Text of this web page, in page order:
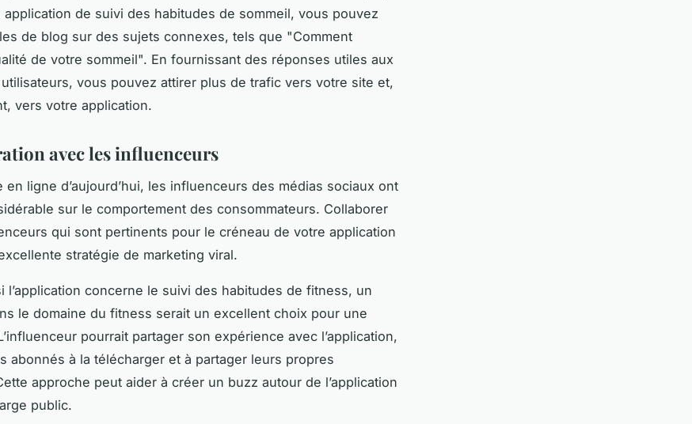
de suivi des habitudes de sommeil, vous pouvez
de blog sur des sujets connexes, tels que "Comment
de votre sommeil". En fournissant des réponses utiles aux
vous pouvez attirer plus de trafic vers votre site et,
vers votre application.
avec les influenceurs
en ligne d’aujourd’hui, les influenceurs des médias sociaux ont
sur le comportement des consommateurs. Collaborer
qui sont pertinents pour le créneau de votre application
stratégie de marketing viral.
l’application concerne le suivi des habitudes de fitness, un
le domaine du fitness serait un excellent choix pour une
pourrait partager son expérience avec l’application,
abonnés à la télécharger et à partager leurs propres
approche peut aider à créer un buzz autour de l’application
public.